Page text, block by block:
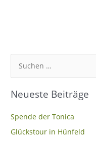
u
c
e
n
Neueste Beiträge
Spende der Tonica
Glückstour in Hünfeld